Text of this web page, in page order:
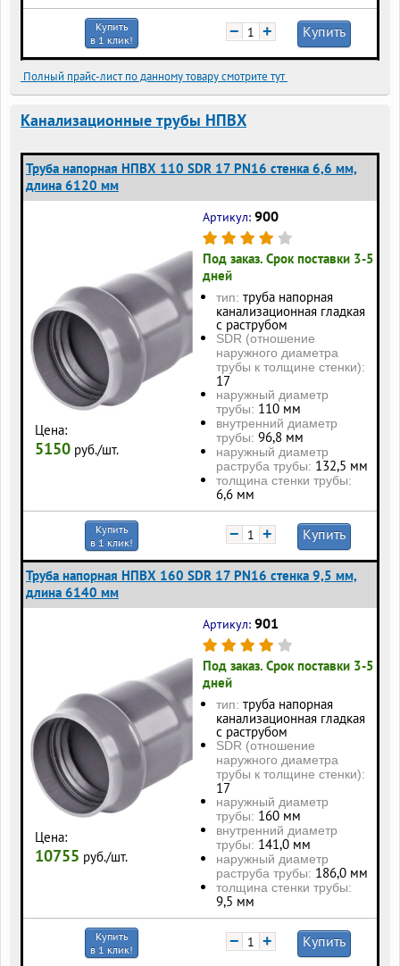
Купить
в 1 клик!
− + Купить
Полный прайс-лист по данному товару смотрите тут
Канализационные трубы НПВХ
Труба напорная НПВХ 110 SDR 17 PN16 стенка 6,6 мм,
длина 6120 мм
Цена:
5150 руб./шт.
Артикул: 900
Под заказ. Срок поставки 3-5
дней
тип: труба напорная
канализационная гладкая
с раструбом
SDR (отношение
наружного диаметра
трубы к толщине стенки):
17
наружный диаметр
трубы: 110 мм
внутренний диаметр
трубы: 96,8 мм
наружный диаметр
раструба трубы: 132,5 мм
толщина стенки трубы:
6,6 мм
Купить
в 1 клик!
− + Купить
Труба напорная НПВХ 160 SDR 17 PN16 стенка 9,5 мм,
длина 6140 мм
Цена:
10755 руб./шт.
Артикул: 901
Под заказ. Срок поставки 3-5
дней
тип: труба напорная
канализационная гладкая
с раструбом
SDR (отношение
наружного диаметра
трубы к толщине стенки):
17
наружный диаметр
трубы: 160 мм
внутренний диаметр
трубы: 141,0 мм
наружный диаметр
раструба трубы: 186,0 мм
толщина стенки трубы:
9,5 мм
Купить
в 1 клик!
− + Купить